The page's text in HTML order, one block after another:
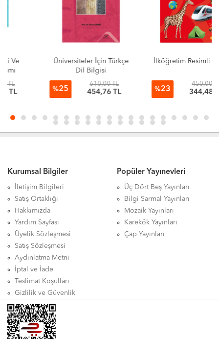
Üniversiteler İçin Türkçe
610,00 TL
454,76 TL
İlköğretim Resimli Sözlük
450,00 TL
344,48 TL
Kurumsal Bilgiler
İletişim Bilgileri
Satış Ortaklığı
Hakkımızda
Yardım Sayfası
Üyelik Sözleşmesi
Satış Sözleşmesi
Aydınlatma Metni
İptal ve İade
Teslimat Koşulları
Gizlilik ve Güvenlik
Popüler Yayınevleri
Üç Dört Beş Yayınları
Bilgi Sarmal Yayınları
Mozaik Yayınları
Karekök Yayınları
Çap Yayınları